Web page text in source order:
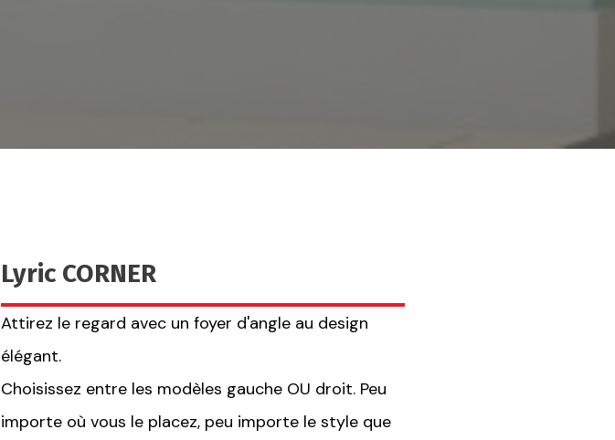
Lyric CORNER
Attirez le regard avec un foyer d'angle au design
élégant.
Choisissez entre les modèles gauche OU droit. Peu
importe où vous le placez, peu importe le style que